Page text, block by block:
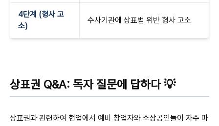
4단계 (형사 고
소)
수사기관에 상표법 위반 형사 고소
상표권 Q&A: 독자 질문에 답하다 💡
상표권과 관련하여 현업에서 예비 창업자와 소상공인들이 자주 마